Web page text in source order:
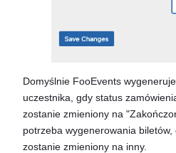
Domyślnie FooEvents
uczestnika, gdy status
zostanie zmieniony na
potrzeba wygenerowania
zostanie zmieniony na inny.